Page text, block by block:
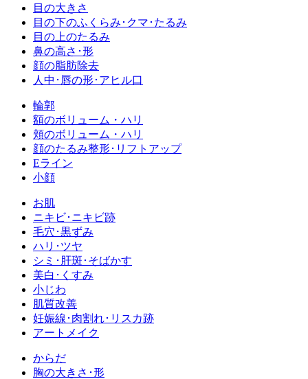
目の大きさ
目の下のふくらみ･クマ･たるみ
目の上のたるみ
鼻の高さ･形
顔の脂肪除去
人中･唇の形･アヒル口
輪郭
額のボリューム・ハリ
頬のボリューム・ハリ
顔のたるみ整形･リフトアップ
Eライン
小顔
お肌
ニキビ･ニキビ跡
毛穴･黒ずみ
ハリ･ツヤ
シミ･肝斑･そばかす
美白･くすみ
小じわ
肌質改善
妊娠線･肉割れ･リスカ跡
アートメイク
からだ
胸の大きさ･形